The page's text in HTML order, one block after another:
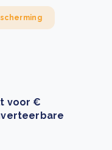
voor €